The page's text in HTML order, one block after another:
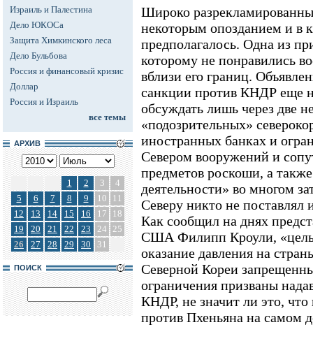
Израиль и Палестина
Дело ЮКОСа
Защита Химкинского леса
Дело Бульбова
Россия и финансовый кризис
Доллар
Россия и Израиль
все темы
АРХИВ
1 2 3
4
5
6 7 8 9 10
11
12
13 14 15 16 17
18
19
20 21 22 23 24 25
26
27 28 29 30 31
ПОИСК
Широко
некоторым опозданием и в
предполагалось. Одна из
которому не понравились
вблизи его границ.
санкции против КНДР еще
обсуждать лишь через две
«подозрительных»
иностранных банках и
Севером вооружений и
предметов роскоши, а
деятельности» во многом
Северу никто не поставлял
Как сообщил на днях
США Филипп Кроули, «цель
оказание давления на
Северной Кореи
ограничения призваны
КНДР, не значит ли это,
против Пхеньяна на самом